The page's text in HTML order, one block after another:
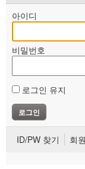
아이디
비밀번호
로그인 유지
ID/PW 찾기 회
부설기관